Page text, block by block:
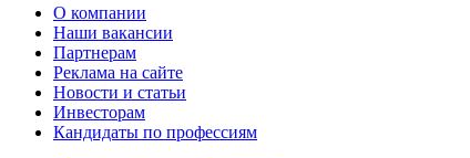
О компании
Наши вакансии
Партнерам
Реклама на сайте
Новости и статьи
Инвесторам
Кандидаты по профессиям